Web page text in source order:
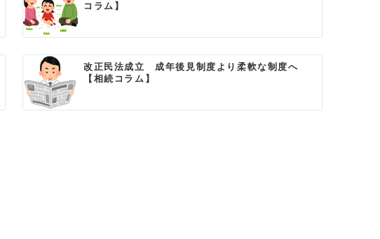
コラム】
改正民法成立 成年後見制度より柔軟な制度へ
【相続コラム】